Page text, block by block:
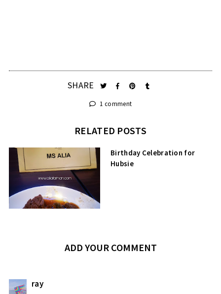
SHARE
1 comment
RELATED POSTS
Birthday Celebration for
Hubsie
ADD YOUR COMMENT
ray